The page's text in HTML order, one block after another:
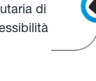
di